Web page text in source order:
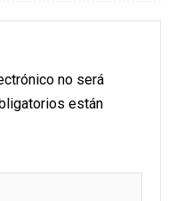
no será
están